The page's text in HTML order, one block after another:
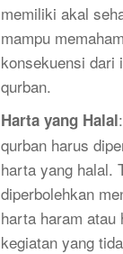
memiliki akal
mampu
konsekuensi dari
qurban.
Harta yang Halal
qurban harus
harta yang halal.
diperbolehkan
harta haram atau
kegiatan yang